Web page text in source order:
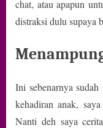
chat, atau apapun
distraksi dulu supaya
Ini sebenarnya
kehadiran anak,
Nanti deh saya